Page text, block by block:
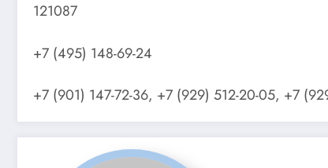
121087
+7 (495) 148-69-24
+7 (901) 147-72-36, +7 (929) 512-20-05, +7